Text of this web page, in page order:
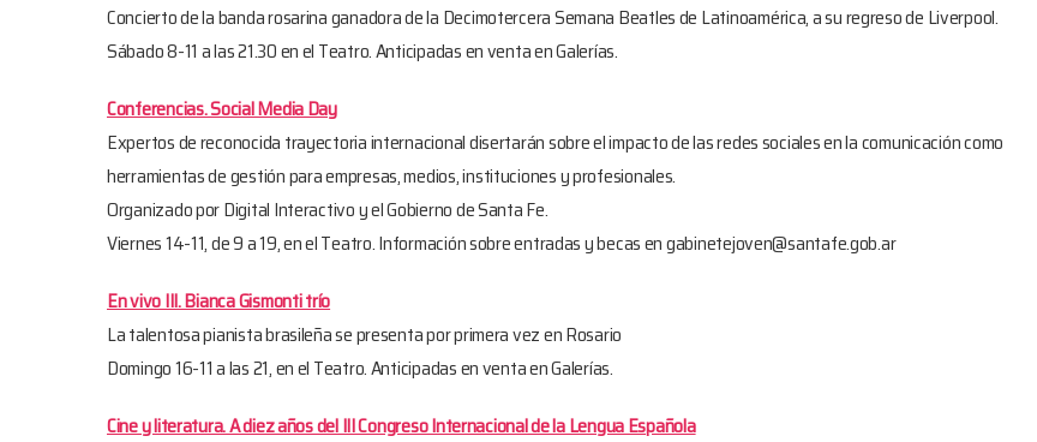
Concierto de la banda rosarina ganadora de la Decimotercera Semana Beatles de Latinoamérica, a su regreso de Liverpool.
Sábado 8-11 a las 21.30 en el Teatro. Anticipadas en venta en Galerías.
Conferencias. Social Media Day
Expertos de reconocida trayectoria internacional disertarán sobre el impacto de las redes sociales en la comunicación como
herramientas de gestión para empresas, medios, instituciones y profesionales.
Organizado por Digital Interactivo y el Gobierno de Santa Fe.
Viernes 14-11, de 9 a 19, en el Teatro. Información sobre entradas y becas en gabinetejoven@santafe.gob.ar
En vivo III. Bianca Gismonti trío
La talentosa pianista brasileña se presenta por primera vez en Rosario
Domingo 16-11 a las 21, en el Teatro. Anticipadas en venta en Galerías.
Cine y literatura. A diez años del III Congreso Internacional de la Lengua Española